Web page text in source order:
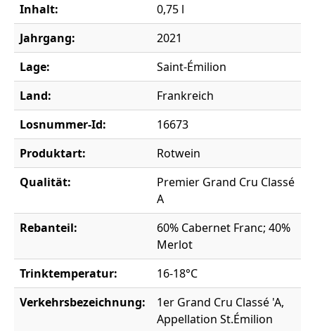
Inhalt:
0,75 l
Jahrgang:
2021
Lage:
Saint-Émilion
Land:
Frankreich
Losnummer-Id:
16673
Produktart:
Rotwein
Qualität:
Premier Grand Cru Classé
A
Rebanteil:
60% Cabernet Franc; 40%
Merlot
Trinktemperatur:
16-18°C
Verkehrsbezeichnung:
1er Grand Cru Classé 'A,
Appellation St.Émilion